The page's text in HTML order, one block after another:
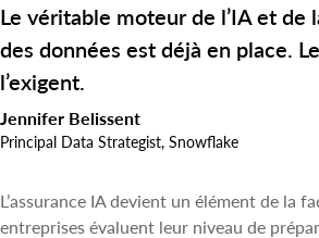
Le véritable moteur de l’IA et de
des données est déjà en place.
l’exigent.
Jennifer Belissent
Principal Data Strategist, Snowflake
L’assurance IA devient un élément de la
entreprises évaluent leur niveau de